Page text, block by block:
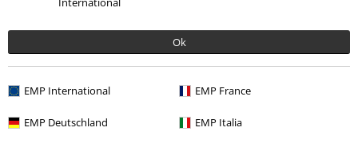
Ok
EMP International EMP France
EMP Deutschland EMP Italia
More categories. More options.
Merch kapiel Média